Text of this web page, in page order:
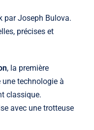
par Joseph Bulova.
précises et
, la première
technologie à
classique.
avec une trotteuse